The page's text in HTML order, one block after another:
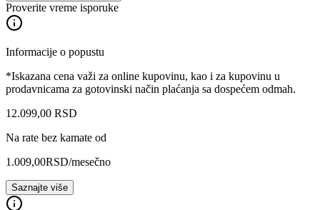
Proverite vreme isporuke
Informacije o popustu
*Iskazana cena važi za online kupovinu, kao i za kupovinu u
prodavnicama za gotovinski način plaćanja sa dospećem odmah.
12.099,00 RSD
Na rate bez kamate od
1.009,00RSD/mesečno
Saznajte više